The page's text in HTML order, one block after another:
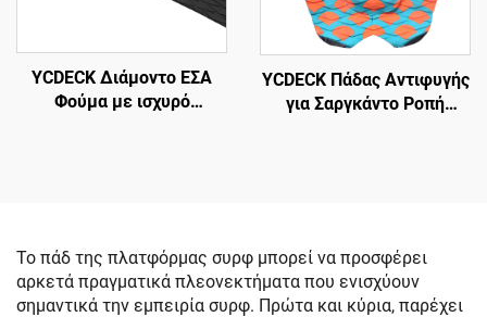
YCDECK Διάμοντο ΕΣΑ
Φούμα με ισχυρό
YCDECK Πάδας Αντιφυγής
για Σαργκάντο Ροπή
Το πάδ της πλατφόρμας συρφ μπορεί να προσφέρει
αρκετά πραγματικά πλεονεκτήματα που ενισχύουν
σημαντικά την εμπειρία συρφ. Πρώτα και κύρια, παρέχει